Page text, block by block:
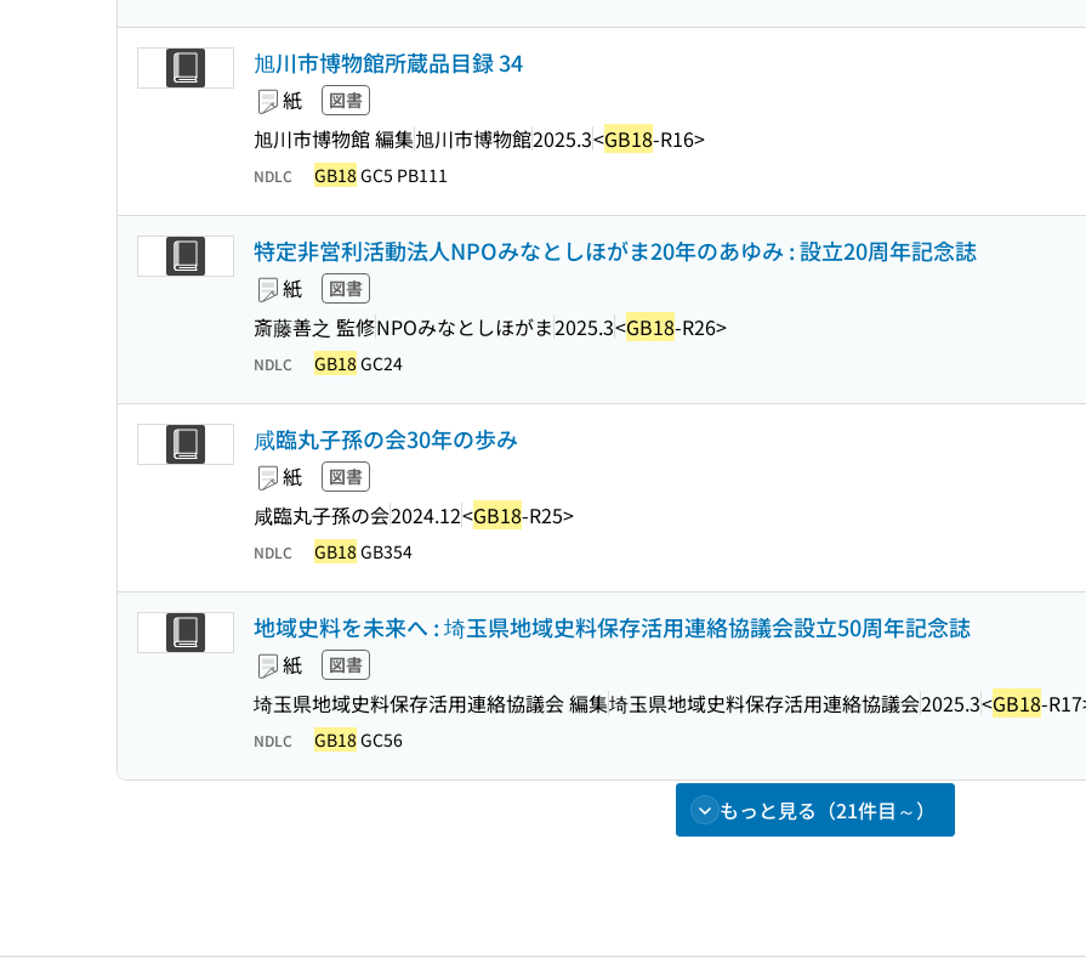
旭川市博物館所蔵品目録 34
紙 図書
旭川市博物館 編集旭川市博物館2025.3<GB18-R16>
NDLC GB18 GC5 PB111
特定非営利活動法人NPOみなとしほがま20年のあゆみ : 設立20周年記念誌
紙 図書
斎藤善之 監修NPOみなとしほがま2025.3<GB18-R26>
NDLC GB18 GC24
咸臨丸子孫の会30年の歩み
紙 図書
咸臨丸子孫の会2024.12<GB18-R25>
NDLC GB18 GB354
地域史料を未来へ : 埼玉県地域史料保存活用連絡協議会設立50周年記念誌
紙 図書
埼玉県地域史料保存活用連絡協議会 編集埼玉県地域史料保存活用連絡協議会2025.3<GB18-
NDLC GB18 GC56
もっと見る（21件目～）